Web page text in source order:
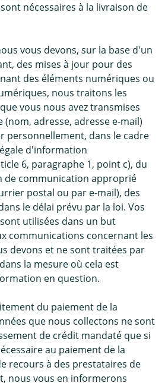
nécessaires à la livraison de
vous devons, sur la base d'un
des mises à jour pour des
des éléments numériques ou
nous traitons les
vous nous avez transmises
adresse, adresse e-mail)
personnellement, dans le cadre
d'information
6, paragraphe 1, point c), du
de communication approprié
postal ou par e-mail), des
le délai prévu par la loi. Vos
utilisées dans un but
communications concernant les
devons et ne sont traitées par
la mesure où cela est
en question.
du paiement de la
que nous collectons ne sont
de crédit mandaté que si
au paiement de la
recours à des prestataires de
nous vous en informerons